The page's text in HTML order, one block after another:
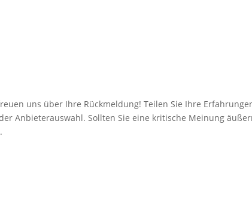
uns über Ihre Rückmeldung! Teilen Sie Ihre
Anbieterauswahl. Sollten Sie eine kritische Meinung